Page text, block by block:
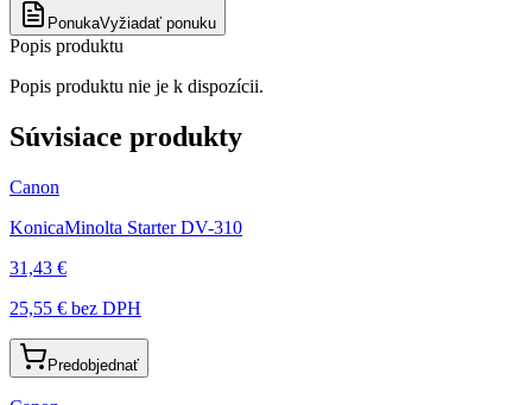
PonukaVyžiadať ponuku
Popis produktu
Popis produktu nie je k dispozícii.
Súvisiace produkty
Canon
KonicaMinolta Starter DV-310
31,43 €
25,55 € bez DPH
Predobjednať